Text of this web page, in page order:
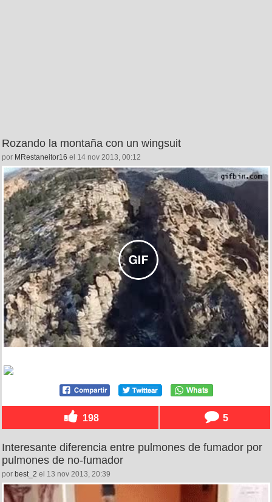
Rozando la montaña con un wingsuit
por MRestaneitor16 el 14 nov 2013, 00:12
198 5
Interesante diferencia entre pulmones de fumador por
pulmones de no-fumador
por best_2 el 13 nov 2013, 20:39